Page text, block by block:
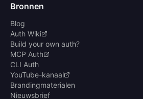
Bronnen
Blog
Auth Wiki
Build your own auth?
MCP Auth
CLI Auth
YouTube-kanaal
Brandingmaterialen
Nieuwsbrief